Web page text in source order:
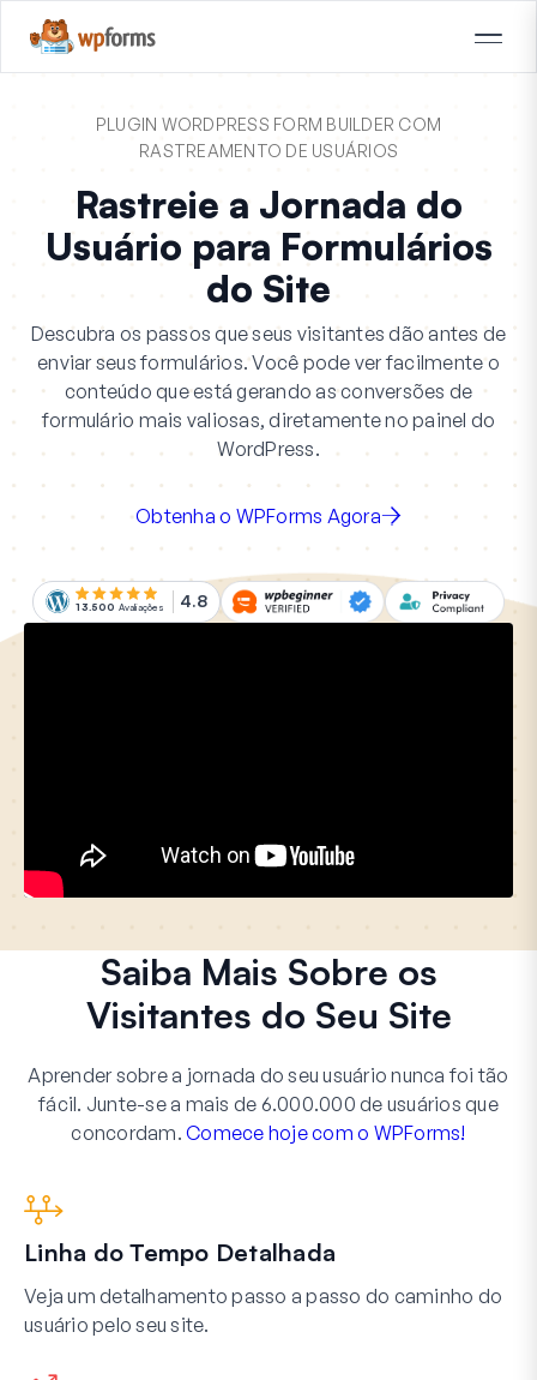
PLUGIN WORDPRESS FORM BUILDER COM
RASTREAMENTO DE USUÁRIOS
Rastreie a Jornada do
Usuário para Formulários
do Site
Descubra os passos que seus visitantes dão antes de
enviar seus formulários. Você pode ver facilmente o
conteúdo que está gerando as conversões de
formulário mais valiosas, diretamente no painel do
WordPress.
Obtenha o WPForms Agora
13.500 Avaliações 4.8
Saiba Mais Sobre os
Visitantes do Seu Site
Aprender sobre a jornada do seu usuário nunca foi tão
fácil. Junte-se a mais de 6.000.000 de usuários que
concordam.Comece hoje com o WPForms!
Linha do Tempo Detalhada
Veja um detalhamento passo a passo do caminho do
usuário pelo seu site.